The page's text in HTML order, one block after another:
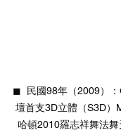
◼  民國98年（2009）
壇首支3D立體（S3D）
哈頓2010羅志祥舞法